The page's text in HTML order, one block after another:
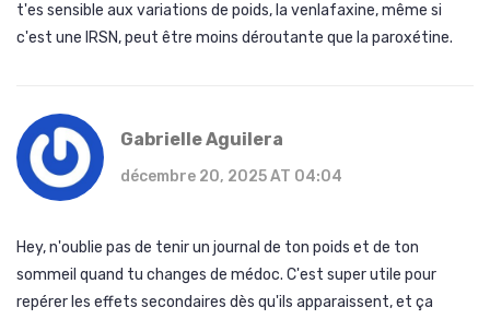
t'es sensible aux variations de poids, la venlafaxine, même si
c'est une IRSN, peut être moins déroutante que la paroxétine.
Gabrielle Aguilera
décembre 20, 2025 AT 04:04
Hey, n'oublie pas de tenir un journal de ton poids et de ton
sommeil quand tu changes de médoc. C'est super utile pour
repérer les effets secondaires dès qu'ils apparaissent, et ça